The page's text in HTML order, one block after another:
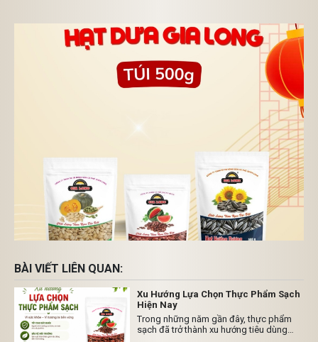
BÀI VIẾT LIÊN QUAN:
Xu Hướng Lựa Chọn Thực Phẩm Sạch
Hiện Nay
Trong những năm gần đây, thực phẩm
sạch đã trở thành xu hướng tiêu dùng